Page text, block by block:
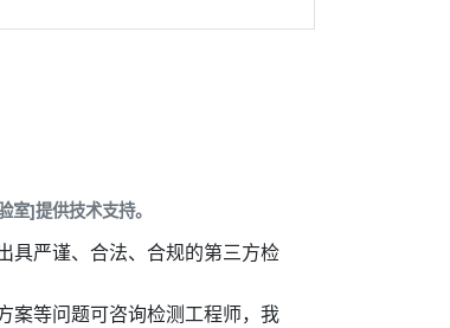
室]提供技术支持。
具严谨、合法、合规的第三方检
案等问题可咨询检测工程师，我